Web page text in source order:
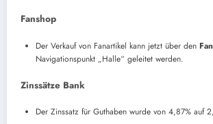
Fanshop
Der Verkauf von Fanartikel kann jetzt über den
Navigationspunkt „Halle“ geleitet werden.
Zinssätze Bank
Der Zinssatz für Guthaben wurde von 4,87% auf